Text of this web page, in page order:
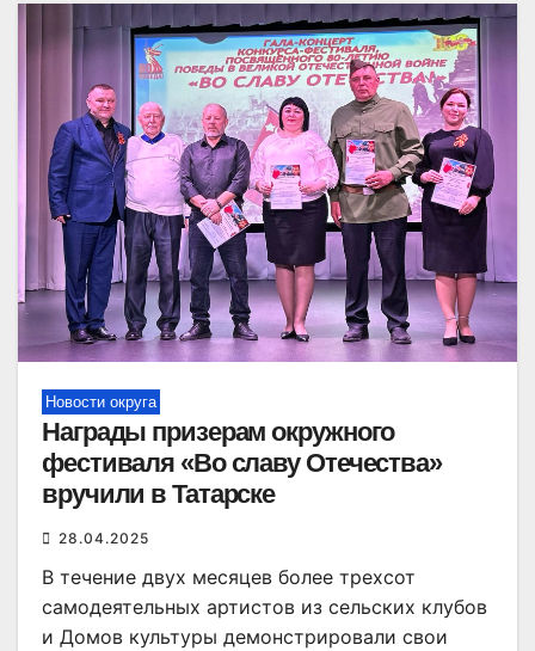
Новости округа
Награды призерам окружного
фестиваля «Во славу Отечества»
вручили в Татарске
28.04.2025
В течение двух месяцев более трехсот
самодеятельных артистов из сельских клубов
и Домов культуры демонстрировали свои